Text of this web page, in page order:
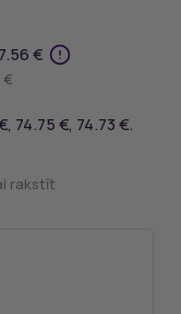
€
€
74.75 €, 74.73 €.
rakstīt